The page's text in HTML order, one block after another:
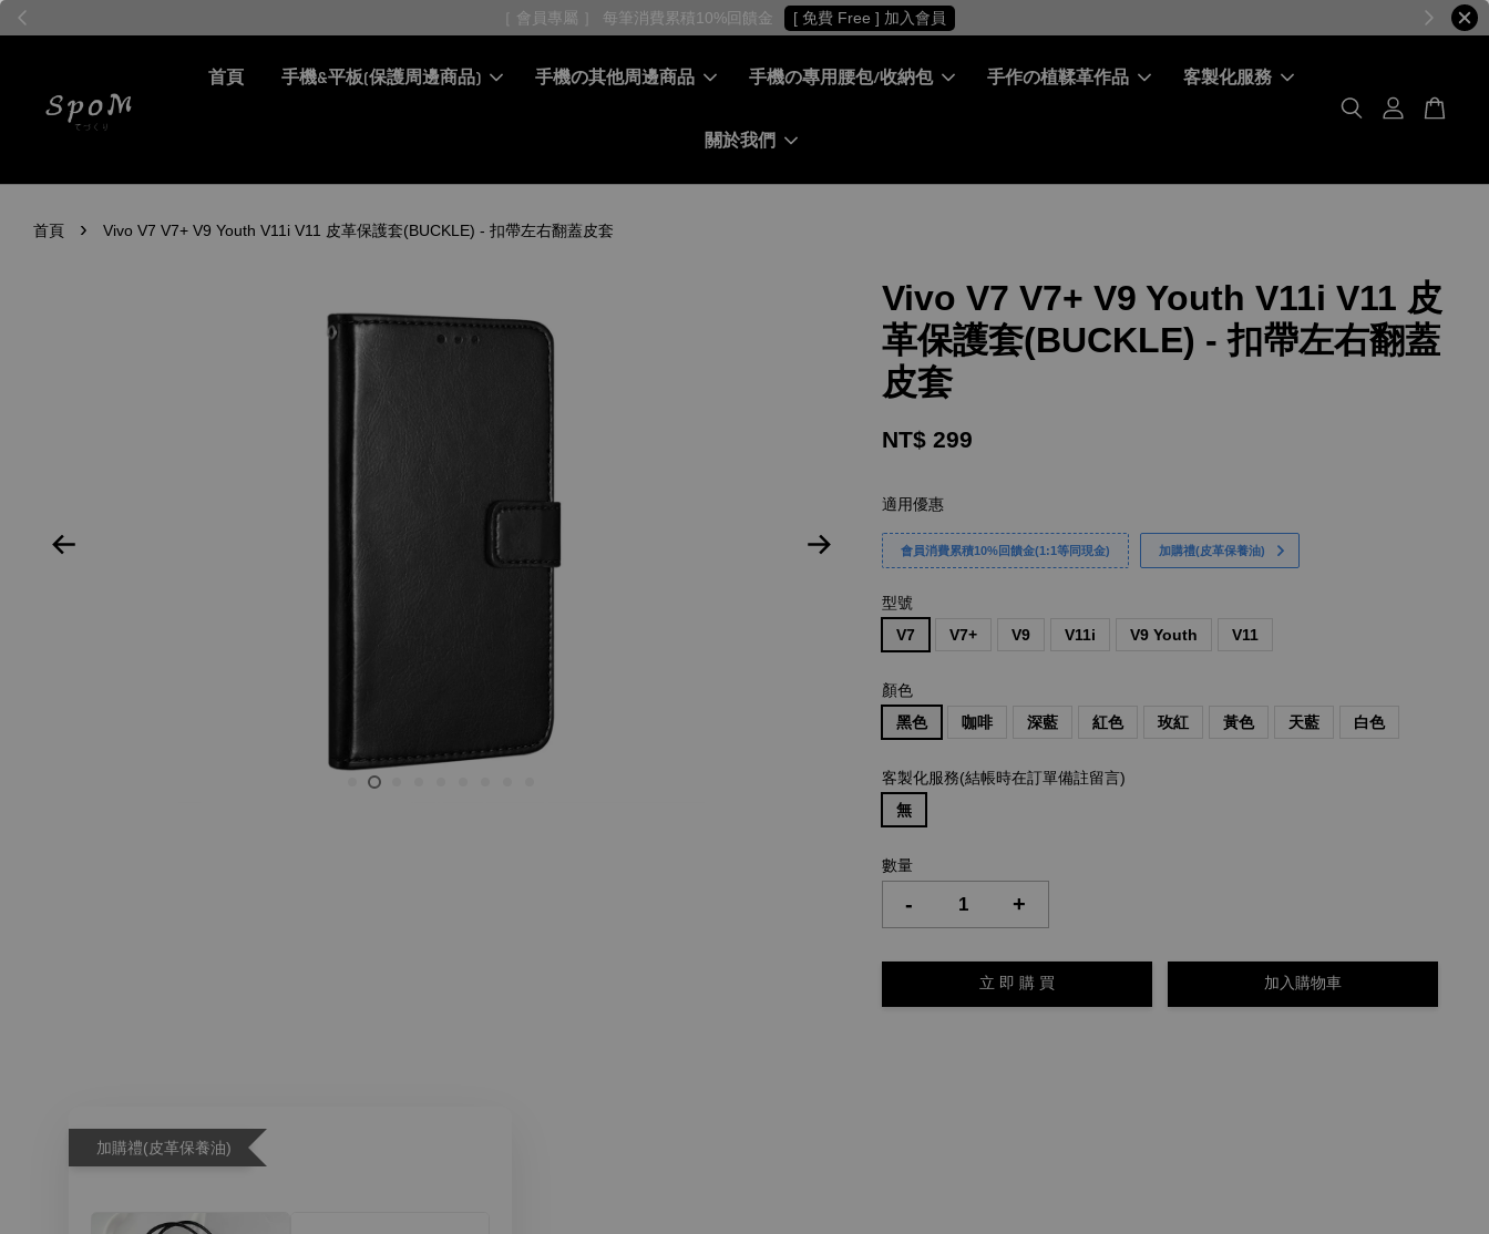
［ 會員專屬 ］ 每筆消費累積10%回饋金 [ 免費 Free ] 加入會員
首頁 手機&平板(保護周邊商品) 手機の其他周邊商品 手機の專用腰包/收納包 手作の植鞣革作品 客製化服務
關於我們
首頁 › Vivo V7 V7+ V9 Youth V11i V11 皮革保護套(BUCKLE) - 扣帶左右翻蓋皮套
Vivo V7 V7+ V9 Youth V11i V11 皮
革保護套(BUCKLE) - 扣帶左右翻蓋
皮套
NT$ 299
適用優惠
會員消費累積10%回饋金(1:1等同現金) 加購禮(皮革保養油)
型號
V7
V7+ V9 V11i V9 Youth V11
顏色
黑色
咖啡 深藍 紅色 玫紅 黃色 天藍 白色
客製化服務(結帳時在訂單備註留言)
無
數量
- +
立 即 購 買 加入購物車
加購禮(皮革保養油)